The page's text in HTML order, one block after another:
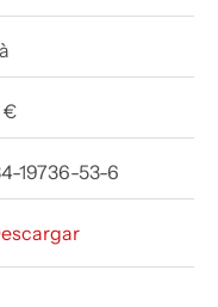
€
19736-53-6